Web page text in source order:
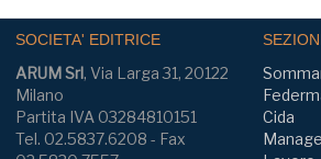
SOCIETA' EDITRICE
ARUM Srl, Via Larga 31, 20122
Milano
Partita IVA 03284810151
Tel. 02.5837.6208 - Fax
Cida